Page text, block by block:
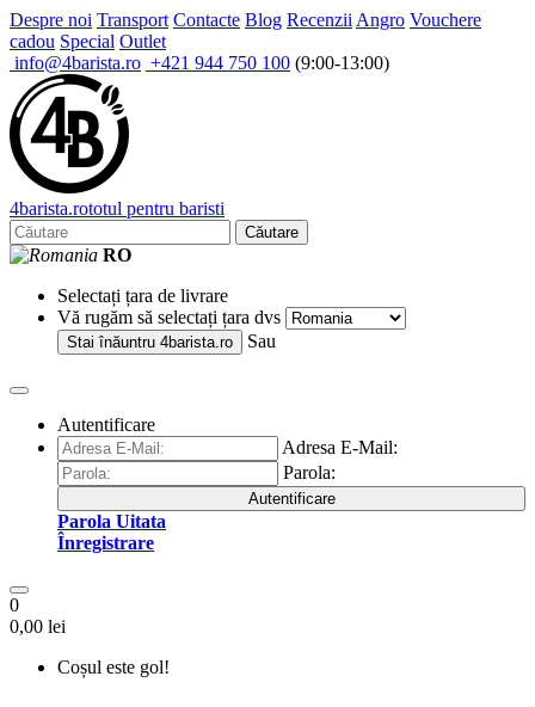
Despre noi Transport Contacte Blog Recenzii Angro Vouchere
cadou Special Outlet
info@4barista.ro +421 944 750 100 (9:00-13:00)
4barista.rototul pentru baristi
Căutare
RO
Selectați țara de livrare
Vă rugăm să selectați țara dvs
Stai înăuntru 4barista.ro Sau
Autentificare
Adresa E-Mail:
Parola:
Autentificare
Parola Uitata
Înregistrare
0
0,00 lei
Coșul este gol!